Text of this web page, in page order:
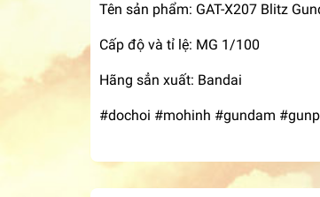
Tên sản phẩm: GAT-X207 Blitz
Cấp độ và tỉ lệ: MG 1/100
Hãng sẳn xuất: Bandai
#dochoi #mohinh #gundam